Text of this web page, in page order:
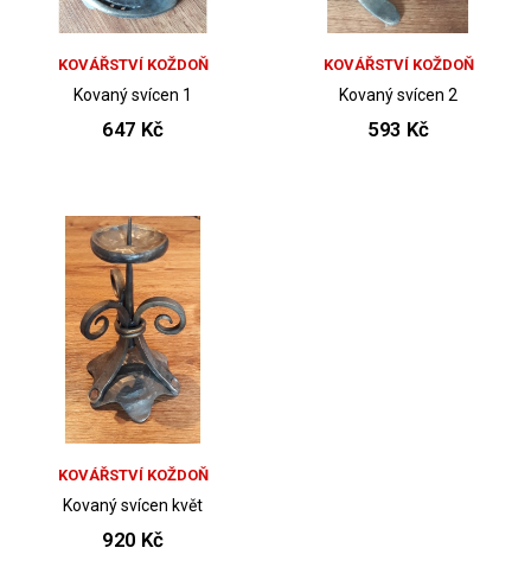
KOVÁŘSTVÍ KOŽDOŇ
Kovaný svícen 1
647 Kč
KOVÁŘSTVÍ KOŽDOŇ
Kovaný svícen 2
593 Kč
KOVÁŘSTVÍ KOŽDOŇ
Kovaný svícen květ
920 Kč